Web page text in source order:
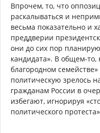
Впрочем, то, что
раскалываться и
весьма показательно и
преддверии
они до сих пор
кандидата». В общем-
благородном
политическую зрелось
гражданам России в
избегают, игнорируя
политического